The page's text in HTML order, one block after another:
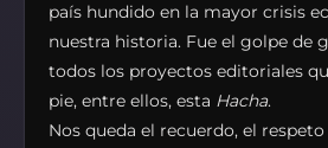
país hundido en la mayor crisis
nuestra historia. Fue el golpe de
todos los proyectos editoriales
pie, entre ellos, esta Hacha.
Nos queda el recuerdo, el